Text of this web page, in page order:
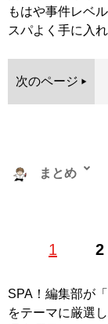
もはや事件レベ
スパよく手に入
次のページ
1 2
まとめ
ップ、古着、ウェ
でオシャレ初心者
配信中！
SPA！編集部が
をテーマに厳選